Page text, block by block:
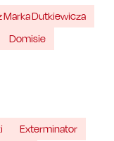
Marka Dutkiewicza
Domisie
Exterminator